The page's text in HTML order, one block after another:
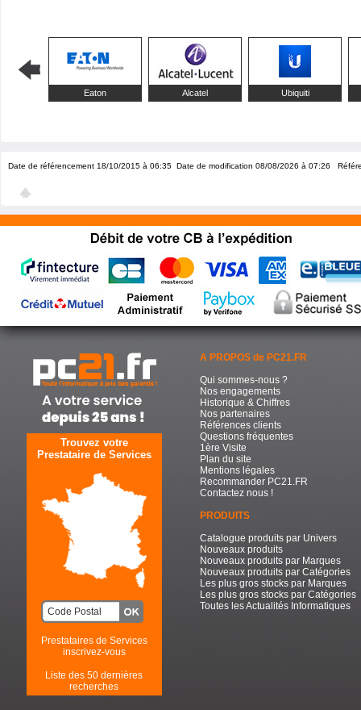
Eaton Alcatel Ubiquiti
Date de référencement 18/10/2015 à 06:35 Date de modification 08/08/2026 à 07:26
Trouvez votre
Prestataire de Services
Prestataires de Services
inscrivez-vous
Liste des 50 dernières
recherches
A PROPOS de PC21.FR
Qui sommes-nous ?
Nos engagements
Historique & Chiffres
Nos partenaires
Références clients
Questions fréquentes
1ère Visite
Plan du site
Mentions légales
Recommander PC21.FR
Contactez nous !
PRODUITS
Catalogue produits par Univers
Nouveaux produits
Nouveaux produits par Marques
Nouveaux produits par Catégories
Les plus gros stocks par Marques
Les plus gros stocks par Catégories
Toutes les Actualités Informatiques